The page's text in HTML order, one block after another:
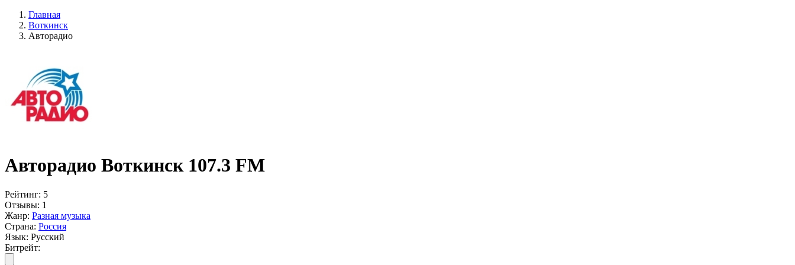
Главная
Воткинск
Авторадио
Авторадио Воткинск 107.3 FM
Рейтинг: 5
Отзывы: 1
Жанр: Разная музыка
Страна: Россия
Язык: Русский
Битрейт: